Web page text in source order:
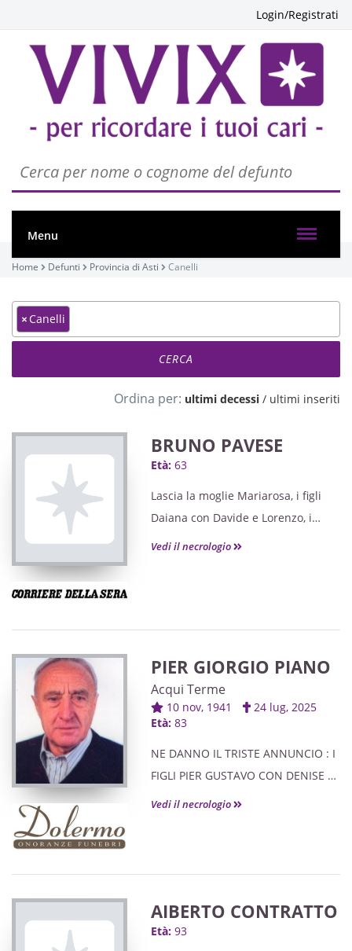
Login/Registrati
Menu
Home Defunti Provincia di Asti Canelli
×Canelli
Ordina per: ultimi decessi / ultimi inseriti
BRUNO PAVESE
Età: 63
Lascia la moglie Mariarosa, i figli
Daiana con Davide e Lorenzo, i
nipoti Joshua, Greta, Mattia, Pablo e
Vedi il necrologio
PIER GIORGIO PIANO
Acqui Terme
10 nov, 1941
24 lug, 2025
Età: 83
NE DANNO IL TRISTE ANNUNCIO : I
FIGLI PIER GUSTAVO CON DENISE E
RITA CON MARIO, LA COMPAGNA
Vedi il necrologio
AIBERTO CONTRATTO
Età: 93